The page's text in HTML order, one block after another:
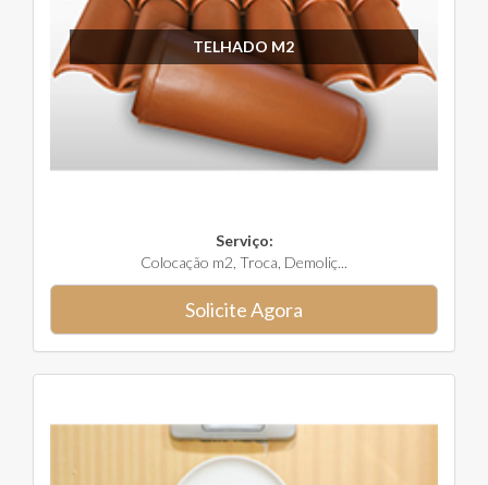
TELHADO M2
Serviço:
Colocação m2, Troca, Demoliç...
Solicite Agora